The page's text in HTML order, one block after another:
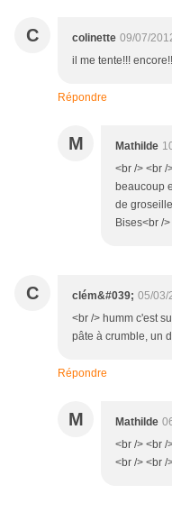
C colinette 09/07/
il me tente!!!
Répondre
M Mathilde
<br /> <br /
beaucoup
de
Bises<br /
C clém&#039; 05/03/
<br /> humm c'est
pâte à crumble, un
Répondre
M Mathilde
<br /> <br /
<br /> <br /